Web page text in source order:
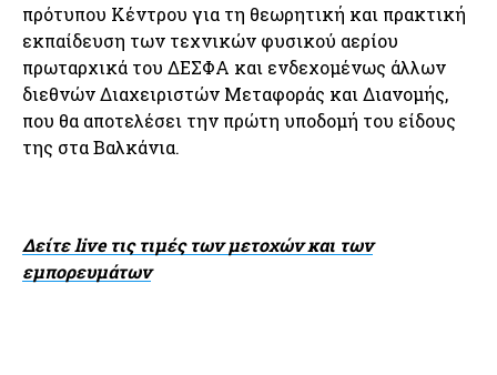
πρότυπου Κέντρου για τη θεωρητική και πρακτική
εκπαίδευση των τεχνικών φυσικού αερίου
πρωταρχικά του ΔΕΣΦΑ και ενδεχομένως άλλων
διεθνών Διαχειριστών Μεταφοράς και Διανομής,
που θα αποτελέσει την πρώτη υποδομή του είδους
της στα Βαλκάνια.
Δείτε live τις τιμές των μετοχών και των
εμπορευμάτων